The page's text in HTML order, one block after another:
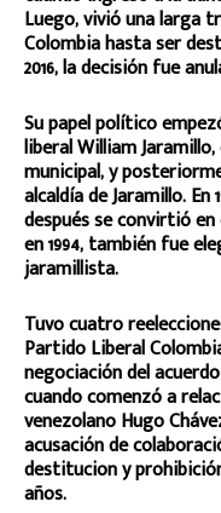
Luego, vivió una larga
Colombia hasta ser
2016, la decisión fue
Su papel político
liberal William
municipal, y
alcaldía de Jaramillo. En
después se convirtió
en 1994, también fue
jaramillista.
Tuvo cuatro
Partido Liberal
negociación del
cuando comenzó a
venezolano Hugo
acusación de
destitucion y
años.